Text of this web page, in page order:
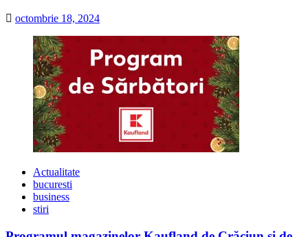
octombrie 18, 2024
Actualitate
bucuresti
business
stiri